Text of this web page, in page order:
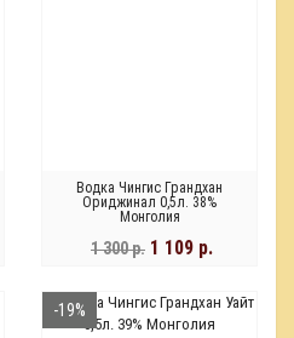
Водка Чингис Грандхан
Ориджинал 0,5л. 38%
Монголия
1 300 р. 1 109 р.
-19%